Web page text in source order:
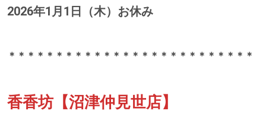
2026年1月1日（木）お休み
＊＊＊＊＊＊＊＊＊＊＊＊＊＊＊＊＊＊＊＊＊＊＊＊＊＊
香香坊【沼津仲見世店】